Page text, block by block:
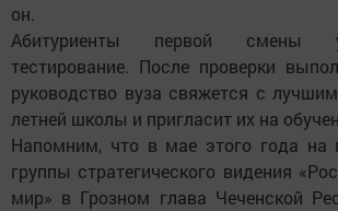
он.
Абитуриенты первой смены
тестирование. После проверки
руководство вуза свяжется с
летней школы и пригласит их на
Напомним, что в мае этого года на
группы стратегического видения
мир» в Грозном глава Чеченской